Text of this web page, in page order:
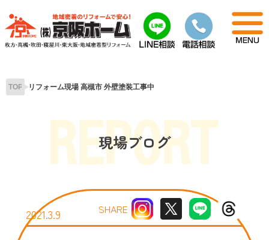
content
TOP リフォーム現場 高槻市 外壁塗装工事中
現場ブログ
2021.3.9 SHARE